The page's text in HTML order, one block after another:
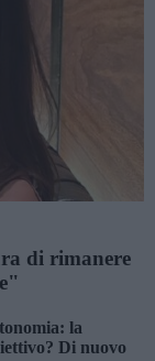
di rimanere
la
Di nuovo